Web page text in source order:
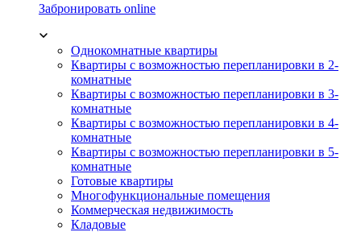
Забронировать online
Однокомнатные квартиры
Квартиры с возможностью перепланировки в 2-
комнатные
Квартиры с возможностью перепланировки в 3-
комнатные
Квартиры с возможностью перепланировки в 4-
комнатные
Квартиры с возможностью перепланировки в 5-
комнатные
Готовые квартиры
Многофункциональные помещения
Коммерческая недвижимость
Кладовые